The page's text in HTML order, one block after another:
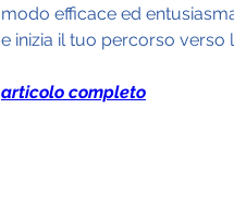
modo efficace ed
e inizia il tuo percorso verso
articolo completo